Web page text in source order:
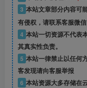
3 本站文章部分内容可
有侵权，请联系客服微信
4 本站一切资源不代表
其真实性负责。
5 本站一律禁止以任何
客发现请向客服举报
6 本站资源大多存储在